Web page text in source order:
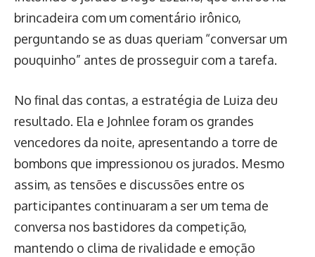
brincadeira com um comentário irônico,
perguntando se as duas queriam “conversar um
pouquinho” antes de prosseguir com a tarefa.
No final das contas, a estratégia de Luiza deu
resultado. Ela e Johnlee foram os grandes
vencedores da noite, apresentando a torre de
bombons que impressionou os jurados. Mesmo
assim, as tensões e discussões entre os
participantes continuaram a ser um tema de
conversa nos bastidores da competição,
mantendo o clima de rivalidade e emoção